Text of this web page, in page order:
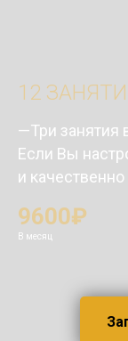
12
—Три занятия
Если Вы
и
9600₽
В месяц